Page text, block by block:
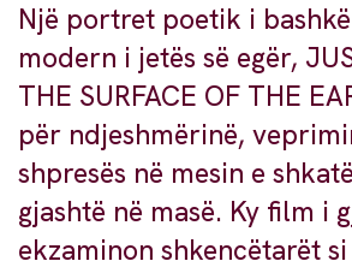
Një portret poetik i
modern i jetës së egër,
THE SURFACE OF THE
për ndjeshmërinë,
shpresës në mesin e
gjashtë në masë. Ky film i
ekzaminon shkencëtarët